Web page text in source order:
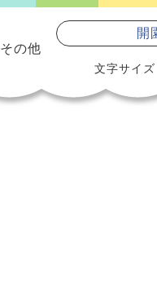
その他
開
文字サイズ